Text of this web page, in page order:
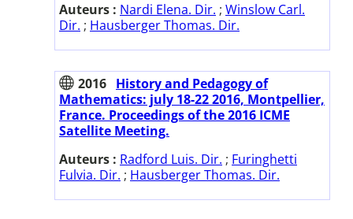
Auteurs : Nardi Elena. Dir. ; Winslow Carl.
Dir. ; Hausberger Thomas. Dir.
2016 History and Pedagogy of
Mathematics: july 18-22 2016, Montpellier,
France. Proceedings of the 2016 ICME
Satellite Meeting.
Auteurs : Radford Luis. Dir. ; Furinghetti
Fulvia. Dir. ; Hausberger Thomas. Dir.